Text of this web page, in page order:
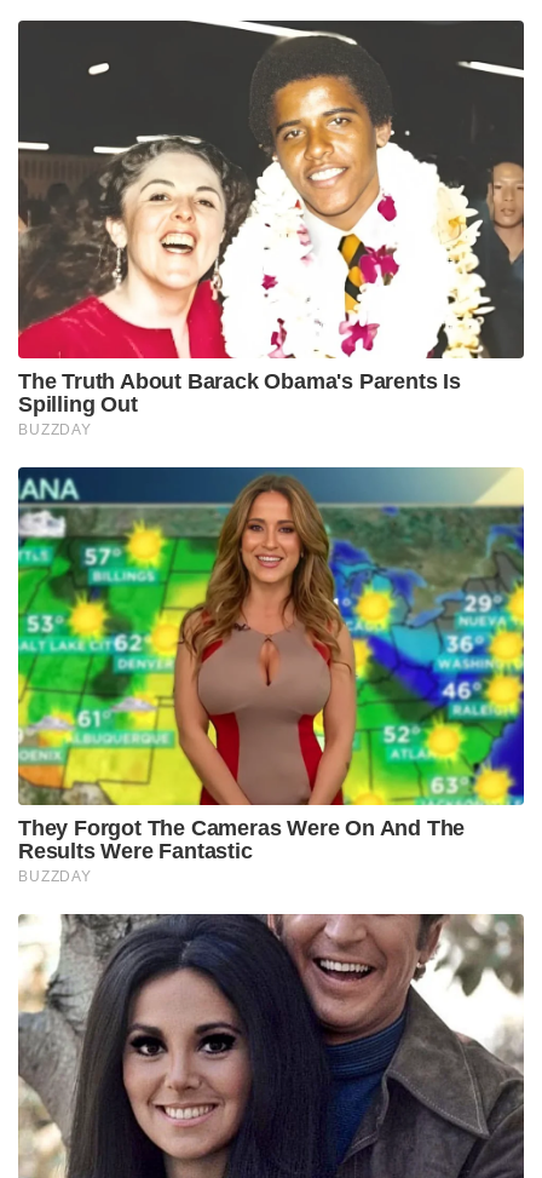
The Truth About Barack Obama's Parents Is
Spilling Out
BUZZDAY
They Forgot The Cameras Were On And The
Results Were Fantastic
BUZZDAY